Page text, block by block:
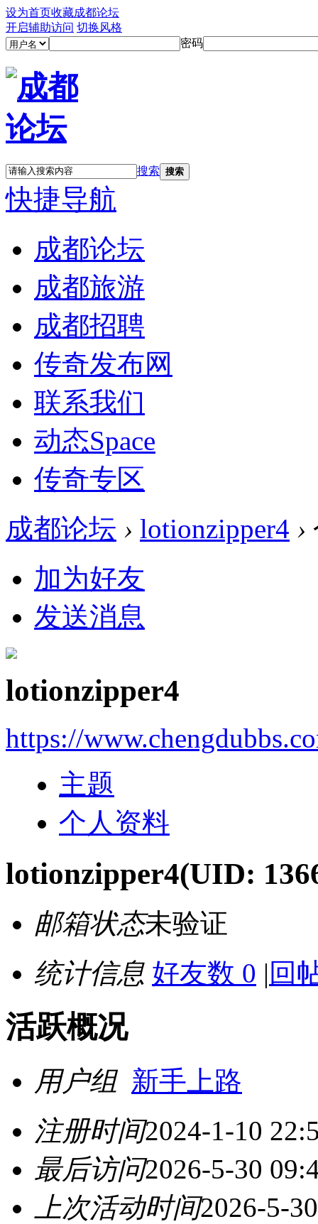
设为首页收藏成都论坛
开启辅助访问 切换风格
密码
搜索 搜索
快捷导航
成都论坛
成都旅游
成都招聘
传奇发布网
联系我们
动态Space
传奇专区
成都论坛 › lotionzipper4 ›
加为好友
发送消息
lotionzipper4
https://
主题
个人资料
lotionzipper4(UID:
邮箱状态未验证
统计信息 好友数 0 | 回
活跃概况
用户组 新手上路
注册时间2024-1-10
最后访问2026-5-30
上次活动时间2026-5-